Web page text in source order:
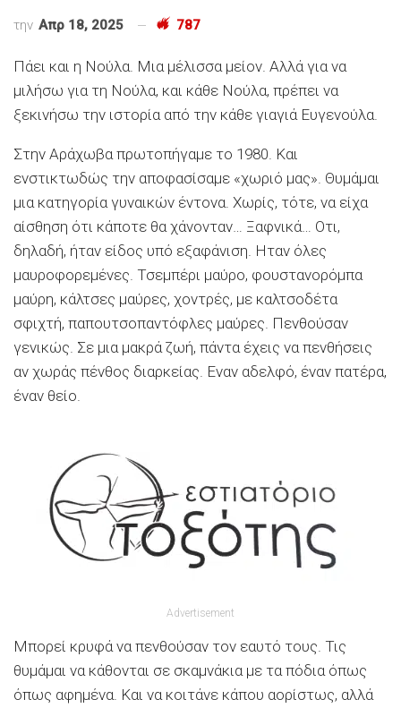
την Απρ 18, 2025 787
Πάει και η Νούλα. Μια μέλισσα μείον. Αλλά για να
μιλήσω για τη Νούλα, και κάθε Νούλα, πρέπει να
ξεκινήσω την ιστορία από την κάθε γιαγιά Ευγενούλα.
Στην Αράχωβα πρωτοπήγαμε το 1980. Και
ενστικτωδώς την αποφασίσαμε «χωριό μας». Θυμάμαι
μια κατηγορία γυναικών έντονα. Χωρίς, τότε, να είχα
αίσθηση ότι κάποτε θα χάνονταν… Ξαφνικά… Οτι,
δηλαδή, ήταν είδος υπό εξαφάνιση. Ηταν όλες
μαυροφορεμένες. Τσεμπέρι μαύρο, φουστανορόμπα
μαύρη, κάλτσες μαύρες, χοντρές, με καλτσοδέτα
σφιχτή, παπουτσοπαντόφλες μαύρες. Πενθούσαν
γενικώς. Σε μια μακρά ζωή, πάντα έχεις να πενθήσεις
αν χωράς πένθος διαρκείας. Εναν αδελφό, έναν πατέρα,
έναν θείο.
Advertisement
Μπορεί κρυφά να πενθούσαν τον εαυτό τους. Τις
θυμάμαι να κάθονται σε σκαμνάκια με τα πόδια όπως
όπως αφημένα. Και να κοιτάνε κάπου αορίστως, αλλά